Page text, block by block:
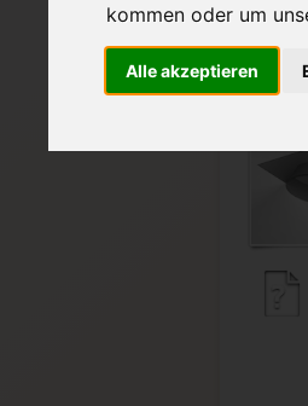
kommen oder um
Alle akzeptieren